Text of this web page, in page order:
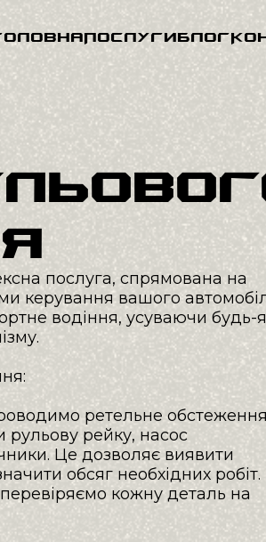
Послуги
Ремонт рульового управління
Ремонт гальмівної системи
Ремонт двигуна
Ремонт зчеплення
Діагностика автомобіля
Ремонт ходової частини
Ремонт охолоджувальної системи
Зварювання
ТО
Підбір автозапчастин
Блог
послуга, спрямована на
керування вашого
водіння, усуваючи будь-
ретельне обстеження
рульову рейку, насос
Це дозволяє виявити
обсяг необхідних робіт.
кожну деталь на